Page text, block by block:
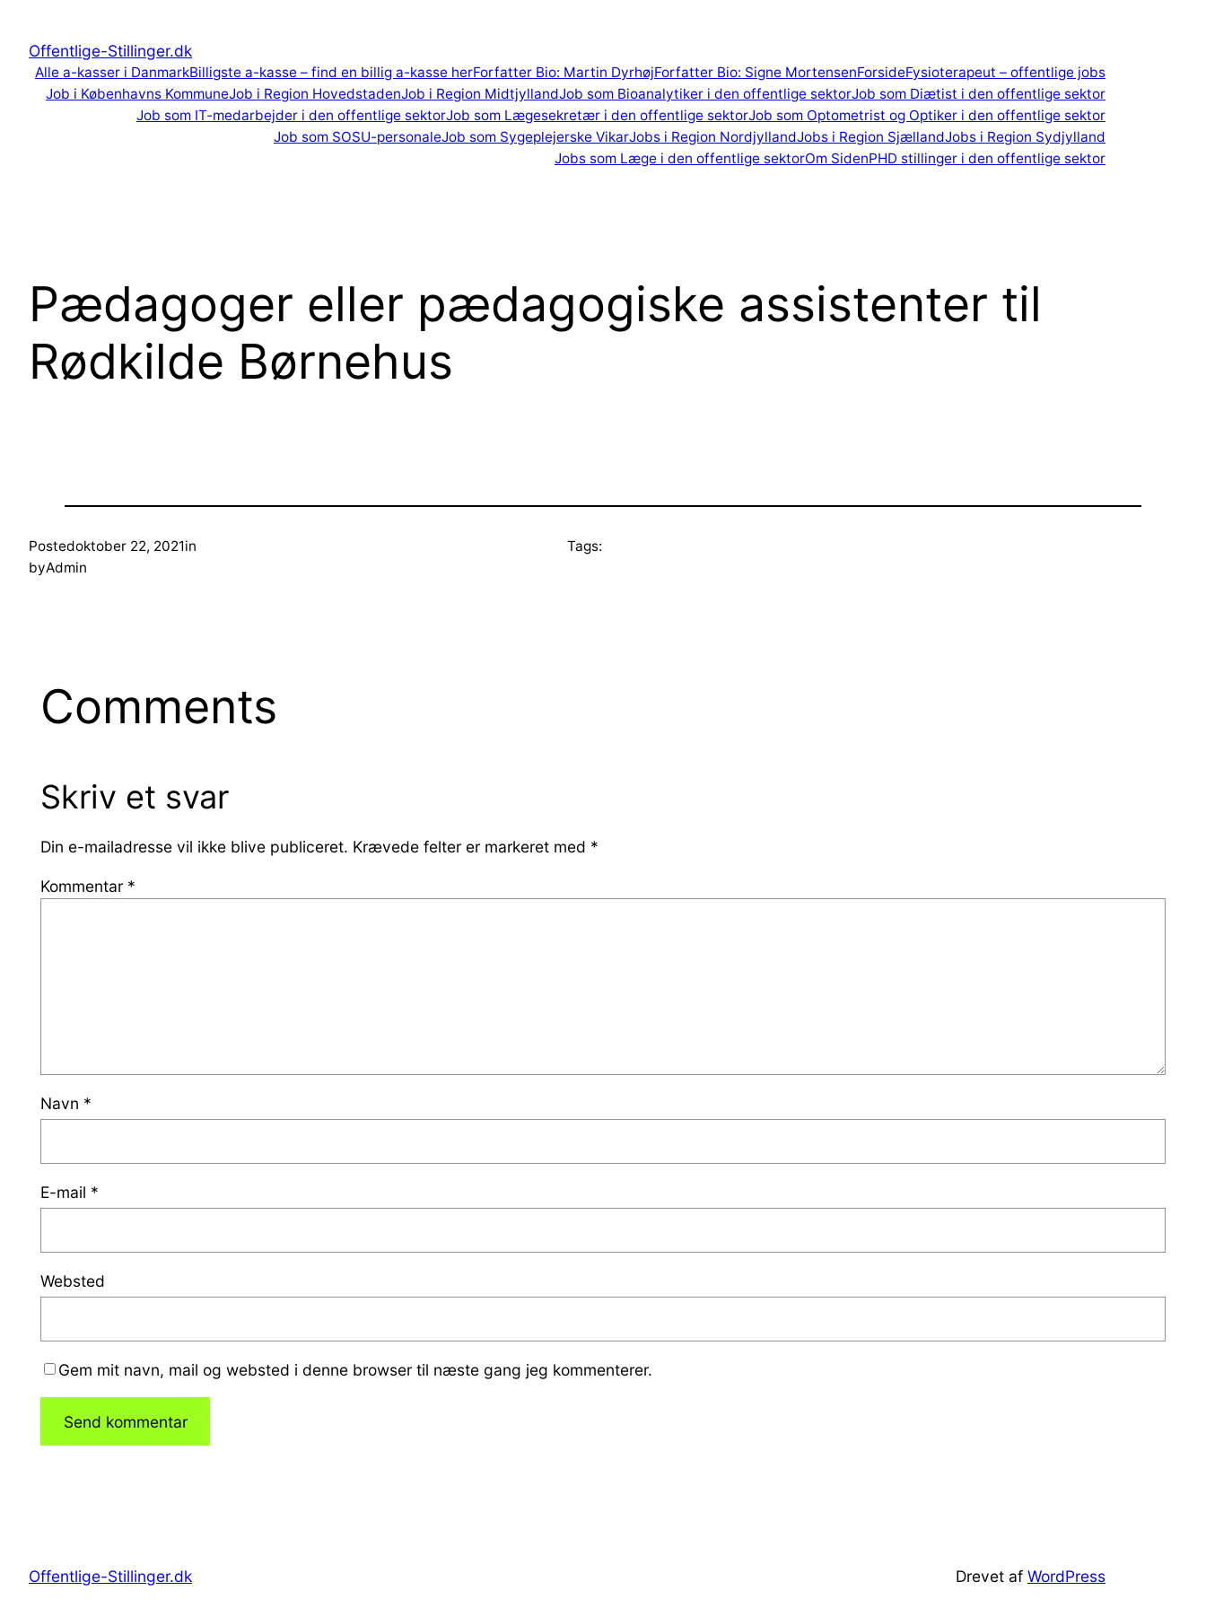
indholdOffentlige-Stillinger.dk
Alle a-kasser i DanmarkBilligste a-kasse – find en billig a-kasse herForfatter Bio: Martin DyrhøjForfatter Bio: Signe MortensenForsideFysioterapeut – offentlige jobs
Job i Københavns KommuneJob i Region HovedstadenJob i Region MidtjyllandJob som Bioanalytiker i den offentlige sektorJob som Diætist i den offentlige sektor
Job som IT-medarbejder i den offentlige sektorJob som Lægesekretær i den offentlige sektorJob som Optometrist og Optiker i den offentlige sektor
Job som SOSU-personaleJob som Sygeplejerske VikarJobs i Region NordjyllandJobs i Region SjællandJobs i Region Sydjylland
Jobs som Læge i den offentlige sektorOm SidenPHD stillinger i den offentlige sektor
Pædagoger eller pædagogiske assistenter til
Rødkilde Børnehus
Postedoktober 22, 2021in
byAdmin
Tags:
Comments
Skriv et svar
Din e-mailadresse vil ikke blive publiceret. Krævede felter er markeret med *
Kommentar *
Navn *
E-mail *
Websted
Gem mit navn, mail og websted i denne browser til næste gang jeg kommenterer.
Offentlige-Stillinger.dk Drevet af WordPress